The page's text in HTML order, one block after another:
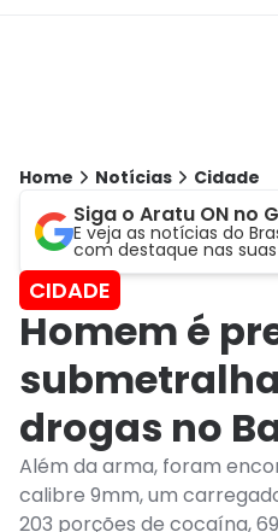
Home Notícias Cidade
Siga o Aratu ON no
E veja as notícias do
com destaque nas
CIDADE
Homem é
drogas no
Além da arma, foram
calibre 9mm, um
203 porções de cocaína,